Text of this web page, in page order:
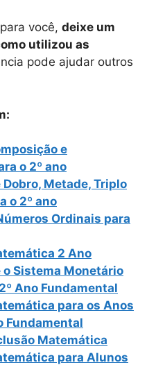
você, deixe um
utilizou as
pode ajudar outros
e
o 2º ano
Metade, Triplo
o 2º ano
Ordinais para
2 Ano
Sistema Monetário
Ano Fundamental
para os Anos
Fundamental
Matemática
para Alunos